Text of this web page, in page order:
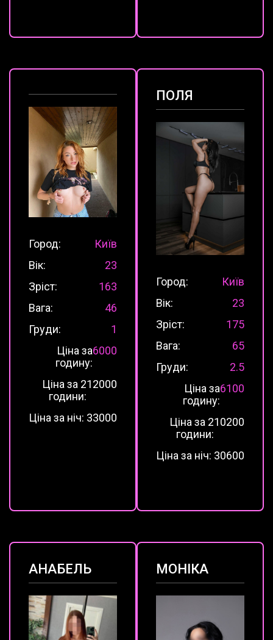
Город:
Київ
Вік:
23
Зріст:
163
Вага:
46
Груди:
1
Ціна за
годину:
6000
Ціна за 2
години:
12000
Ціна за ніч: 33000
ПОЛЯ
Город:
Київ
Вік:
23
Зріст:
175
Вага:
65
Груди:
2.5
Ціна за
годину:
6100
Ціна за 2
години:
10200
Ціна за ніч: 30600
АНАБЕЛЬ МОНІКА